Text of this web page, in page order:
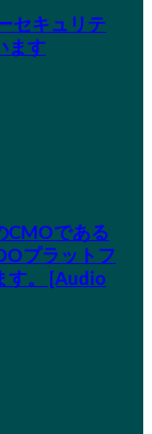
セキュリテ
ます
CMOである
プラットフ
す。 [Audio